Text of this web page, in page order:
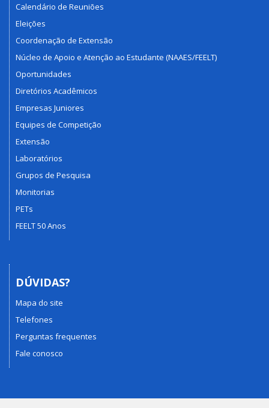
Calendário de Reuniões
Eleições
Coordenação de Extensão
Núcleo de Apoio e Atenção ao Estudante (NAAES/FEELT)
Oportunidades
Diretórios Acadêmicos
Empresas Juniores
Equipes de Competição
Extensão
Laboratórios
Grupos de Pesquisa
Monitorias
PETs
FEELT 50 Anos
DÚVIDAS?
Mapa do site
Telefones
Perguntas frequentes
Fale conosco